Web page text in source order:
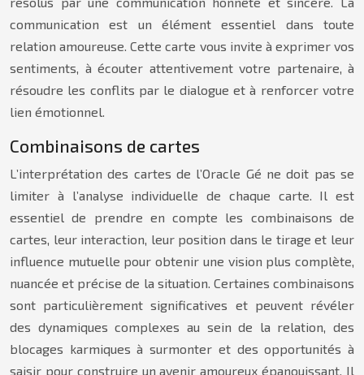
communication est un élément essentiel dans toute
relation amoureuse. Cette carte vous invite à exprimer vos
sentiments, à écouter attentivement votre partenaire, à
résoudre les conflits par le dialogue et à renforcer votre
lien émotionnel.
Combinaisons de cartes
L’interprétation des cartes de l’Oracle Gé ne doit pas se
limiter à l’analyse individuelle de chaque carte. Il est
essentiel de prendre en compte les combinaisons de
cartes, leur interaction, leur position dans le tirage et leur
influence mutuelle pour obtenir une vision plus complète,
nuancée et précise de la situation. Certaines combinaisons
sont particulièrement significatives et peuvent révéler
des dynamiques complexes au sein de la relation, des
blocages karmiques à surmonter et des opportunités à
saisir pour construire un avenir amoureux épanouissant. Il